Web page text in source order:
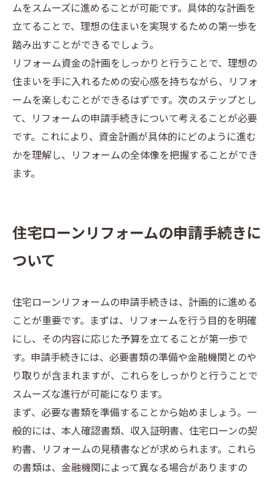
ムをスムーズに進めることが可能です。具体的な計画を
立てることで、理想の住まいを実現するための第一歩を
踏み出すことができるでしょう。
リフォーム資金の計画をしっかりと行うことで、理想の
住まいを手に入れるための安心感を持ちながら、リフォ
ームを楽しむことができるはずです。次のステップとし
て、リフォームの申請手続きについて考えることが必要
です。これにより、資金計画が具体的にどのように進む
かを理解し、リフォームの全体像を把握することができ
ます。
住宅ローンリフォームの申請手続きに
ついて
住宅ローンリフォームの申請手続きは、計画的に進める
ことが重要です。まずは、リフォームを行う目的を明確
にし、その内容に応じた予算を立てることが第一歩で
す。申請手続きには、必要書類の準備や金融機関とのや
り取りが含まれますが、これらをしっかりと行うことで
スムーズな進行が可能になります。
まず、必要な書類を準備することから始めましょう。一
般的には、本人確認書類、収入証明書、住宅ローンの契
約書、リフォームの見積書などが求められます。これら
の書類は、金融機関によって異なる場合がありますの